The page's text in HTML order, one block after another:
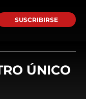
SUSCRIBIRSE
ÚNICO